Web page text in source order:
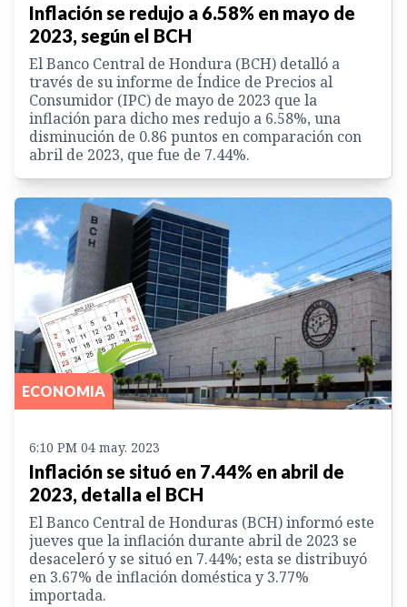
Inflación se redujo a 6.58% en mayo de
2023, según el BCH
El Banco Central de Hondura (BCH) detalló a
través de su informe de Índice de Precios al
Consumidor (IPC) de mayo de 2023 que la
inflación para dicho mes redujo a 6.58%, una
disminución de 0.86 puntos en comparación con
abril de 2023, que fue de 7.44%.
ECONOMIA
6:10 PM 04 may. 2023
Inflación se situó en 7.44% en abril de
2023, detalla el BCH
El Banco Central de Honduras (BCH) informó este
jueves que la inflación durante abril de 2023 se
desaceleró y se situó en 7.44%; esta se distribuyó
en 3.67% de inflación doméstica y 3.77%
importada.